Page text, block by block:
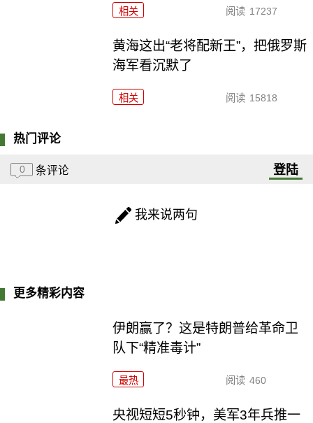
相关 阅读 17237
黄海这出“老将配新王”，把俄罗斯
海军看沉默了
相关 阅读 15818
热门评论
0 条评论 登陆
我来说两句
更多精彩内容
伊朗赢了？这是特朗普给革命卫
队下“精准毒计”
最热 阅读 460
央视短短5秒钟，美军3年兵推一